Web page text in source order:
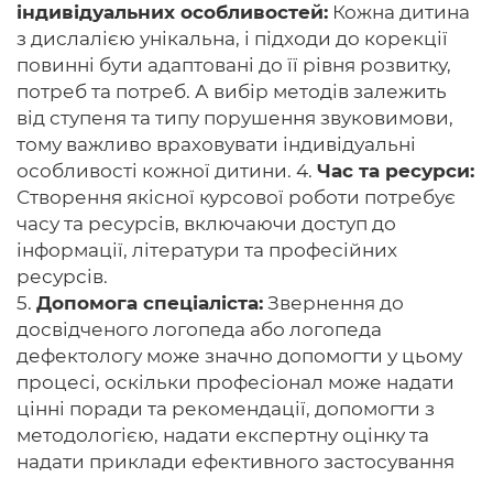
індивідуальних особливостей: Кожна дитина
з дислалією унікальна, і підходи до корекції
повинні бути адаптовані до її рівня розвитку,
потреб та потреб. А вибір методів залежить
від ступеня та типу порушення звуковимови,
тому важливо враховувати індивідуальні
особливості кожної дитини. 4. Час та ресурси:
Створення якісної курсової роботи потребує
часу та ресурсів, включаючи доступ до
інформації, літератури та професійних
ресурсів.
5. Допомога спеціаліста: Звернення до
досвідченого логопеда або логопеда
дефектологу може значно допомогти у цьому
процесі, оскільки професіонал може надати
цінні поради та рекомендації, допомогти з
методологією, надати експертну оцінку та
надати приклади ефективного застосування